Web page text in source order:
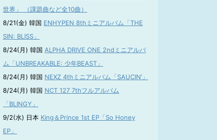
世界」 （課題曲など全10曲）
8/21(金) 韓国 ENHYPEN 8thミニアルバム「THE
SIN: BLISS」
8/24(月) 韓国 ALPHA DRIVE ONE 2ndミニアルバ
ム「UNBREAKABLE: 少年BEAST」
8/24(月) 韓国 NEXZ 4thミニアルバム「SAUCIN’」
8/24(月) 韓国 NCT 127 7thフルアルバム
「BLINGY」
9/2(水) 日本 King＆Prince 1st EP「So Honey
EP」